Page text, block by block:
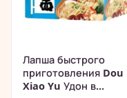
Лапша быстрого
приготовления Dou
Xiao Yu Удон в...